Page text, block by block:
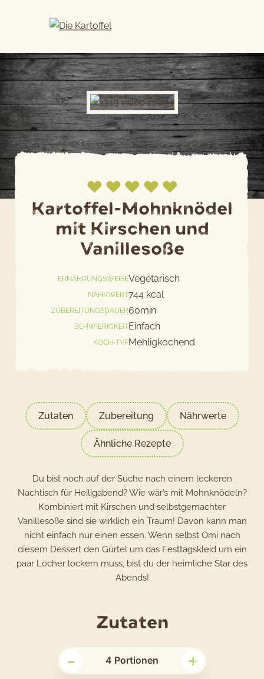
Skip
to
content
Jetzt bewerten
Kartoffel-Mohnknödel
mit Kirschen und
Vanillesoße
ERNÄHRUNGSWEISEVegetarisch
NÄHRWERT744 kcal
ZUBEREITUNGSDAUER60min
SCHWIERIGKEITEinfach
KOCH-TYPMehligkochend
Zutaten Zubereitung Nährwerte
Ähnliche Rezepte
Du bist noch auf der Suche nach einem leckeren
Nachtisch für Heiligabend? Wie wär’s mit Mohnknödeln?
Kombiniert mit Kirschen und selbstgemachter
Vanillesoße sind sie wirklich ein Traum! Davon kann man
nicht einfach nur einen essen. Wenn selbst Omi nach
diesem Dessert den Gürtel um das Festtagskleid um ein
paar Löcher lockern muss, bist du der heimliche Star des
Abends!
Zutatenfür
Rezept
- 4 Portionen +